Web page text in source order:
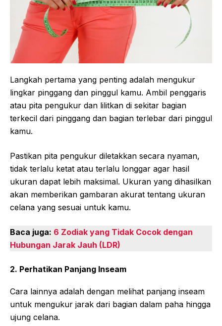
Langkah pertama yang penting adalah mengukur
lingkar pinggang dan pinggul kamu. Ambil penggaris
atau pita pengukur dan lilitkan di sekitar bagian
terkecil dari pinggang dan bagian terlebar dari pinggul
kamu.
Pastikan pita pengukur diletakkan secara nyaman,
tidak terlalu ketat atau terlalu longgar agar hasil
ukuran dapat lebih maksimal. Ukuran yang dihasilkan
akan memberikan gambaran akurat tentang ukuran
celana yang sesuai untuk kamu.
Baca juga: 6 Zodiak yang Tidak Cocok dengan
Hubungan Jarak Jauh (LDR)
2. Perhatikan Panjang Inseam
Cara lainnya adalah dengan melihat panjang inseam
untuk mengukur jarak dari bagian dalam paha hingga
ujung celana.